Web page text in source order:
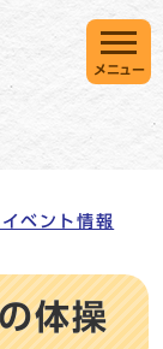
メニュー
ベント情報
体操